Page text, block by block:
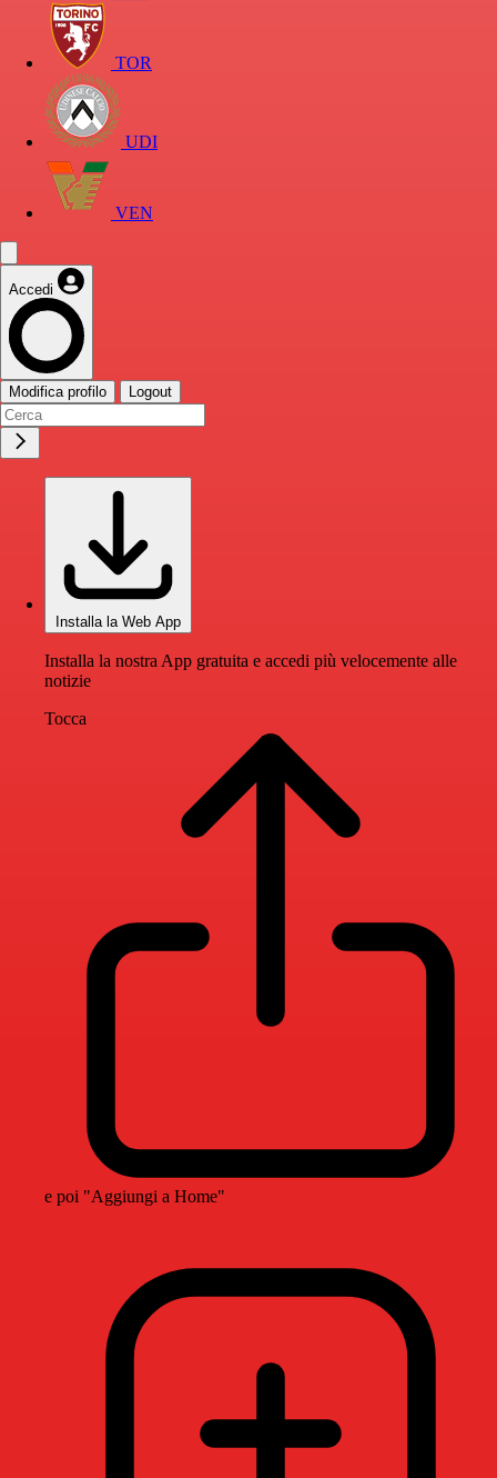
TOR
UDI
VEN
Accedi
Modifica profilo Logout
Installa la Web App
Installa la nostra App gratuita e accedi più velocemente alle
notizie
Tocca
e poi "Aggiungi a Home"